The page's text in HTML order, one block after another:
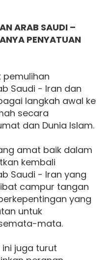
ARAB SAUDI –
PENYATUAN
pemulihan
Saudi - Iran dan
langkah awal ke
secara
dan Dunia Islam.
amat baik dalam
kembali
Saudi - Iran yang
campur tangan
yang
untuk
mata.
juga turut